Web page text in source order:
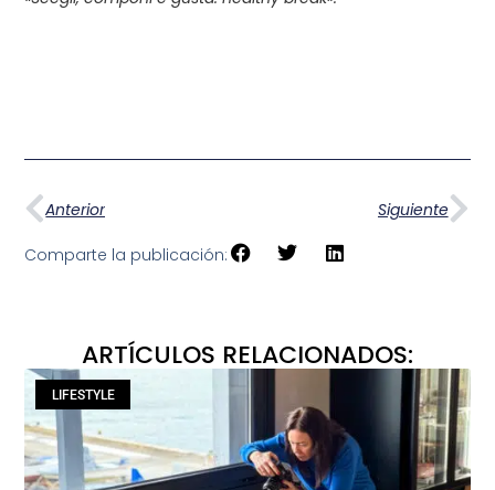
Anterior Siguiente
Comparte la publicación:
ARTÍCULOS RELACIONADOS:
LIFESTYLE